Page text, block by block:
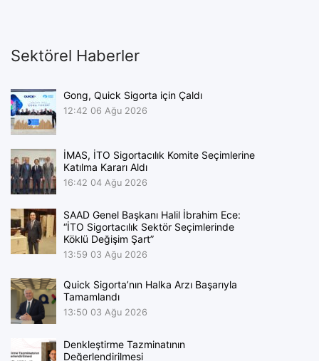
Sektörel Haberler
Gong, Quick Sigorta için Çaldı
12:42 06 Ağu 2026
İMAS, İTO Sigortacılık Komite Seçimlerine
Katılma Kararı Aldı
16:42 04 Ağu 2026
SAAD Genel Başkanı Halil İbrahim Ece:
“İTO Sigortacılık Sektör Seçimlerinde
Köklü Değişim Şart”
13:59 03 Ağu 2026
Quick Sigorta’nın Halka Arzı Başarıyla
Tamamlandı
13:50 03 Ağu 2026
Denkleştirme Tazminatının
Değerlendirilmesi